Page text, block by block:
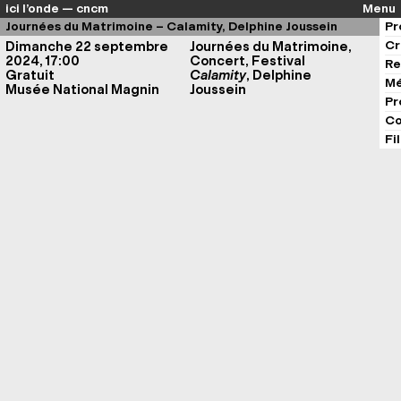
ici l’onde — cncm
Menu
Journées du Matrimoine – Calamity, Delphine Joussein
Dimanche 22 septembre
2024, 17:00
Gratuit
Musée National Magnin
Journées du Matrimoine,
Concert, Festival
Calamity, Delphine
Joussein